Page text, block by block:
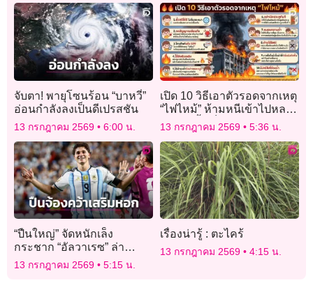
จับตา! พายุโซนร้อน “บาหวี่”
อ่อนกำลังลงเป็นดีเปรสชัน
13 กรกฎาคม 2569 6:00 น.
เปิด 10 วิธีเอาตัวรอดจากเหตุ
“ไฟไหม้” ห้ามหนีเข้าไปหลบ
ในห้องนํ้าเด็ดขาด
13 กรกฎาคม 2569 5:36 น.
“ปืนใหญ่” จัดหนักเล็ง
กระชาก “อัลวาเรซ” ล่า
ตาข่าย
13 กรกฎาคม 2569 5:15 น.
เรื่องน่ารู้ : ตะไคร้
13 กรกฎาคม 2569 4:15 น.